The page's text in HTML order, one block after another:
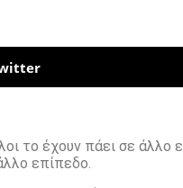
το έχουν πάει σε
επίπεδο.